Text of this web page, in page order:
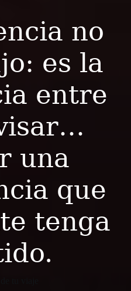
no
es la
entre
una
que
tenga